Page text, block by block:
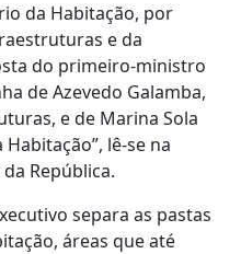
da Habitação, por
e da
do primeiro-ministro
de Azevedo Galamba,
e de Marina Sola
lê-se na
República.
separa as pastas
áreas que até